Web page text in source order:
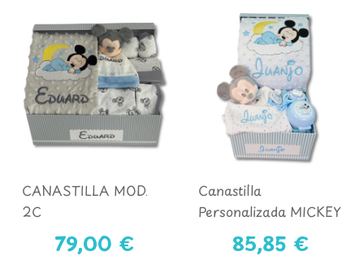
CANASTILLA MOD.
2C
79,00 €
Canastilla
Personalizada MICKEY
Mod. 185,85 €